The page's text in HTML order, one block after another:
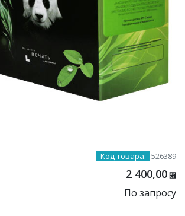
Код товара: 526389
2 400,00 ⃏
По запросу